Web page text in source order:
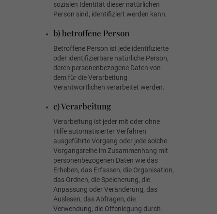
sozialen Identität dieser natürlichen
Person sind, identifiziert werden kann.
b) betroffene Person
Betroffene Person ist jede identifizierte
oder identifizierbare natürliche Person,
deren personenbezogene Daten von
dem für die Verarbeitung
Verantwortlichen verarbeitet werden.
c) Verarbeitung
Verarbeitung ist jeder mit oder ohne
Hilfe automatisierter Verfahren
ausgeführte Vorgang oder jede solche
Vorgangsreihe im Zusammenhang mit
personenbezogenen Daten wie das
Erheben, das Erfassen, die Organisation,
das Ordnen, die Speicherung, die
Anpassung oder Veränderung, das
Auslesen, das Abfragen, die
Verwendung, die Offenlegung durch